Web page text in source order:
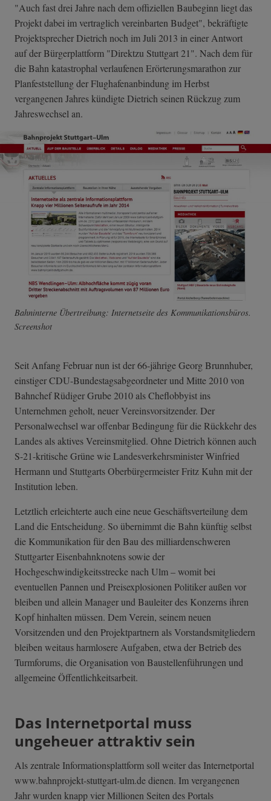
"Auch fast drei Jahre nach dem offiziellen Baubeginn liegt das
Projekt dabei im vertraglich vereinbarten Budget", bekräftigte
Projektsprecher Dietrich noch im Juli 2013 in einer Antwort
auf der Bürgerplattform "Direktzu Stuttgart 21". Nach dem für
die Bahn katastrophal verlaufenen Erörterungsmarathon zur
Planfeststellung der Flughafenanbindung im Herbst
vergangenen Jahres kündigte Dietrich seinen Rückzug zum
Jahreswechsel an.
Bahninterne Übertreibung: Internetseite des Kommunikationsbüros.
Screenshot
Seit Anfang Februar nun ist der 66-jährige Georg Brunnhuber,
einstiger CDU-Bundestagsabgeordneter und Mitte 2010 von
Bahnchef Rüdiger Grube 2010 als Cheflobbyist ins
Unternehmen geholt, neuer Vereinsvorsitzender. Der
Personalwechsel war offenbar Bedingung für die Rückkehr des
Landes als aktives Vereinsmitglied. Ohne Dietrich können auch
S-21-kritische Grüne wie Landesverkehrsminister Winfried
Hermann und Stuttgarts Oberbürgermeister Fritz Kuhn mit der
Institution leben.
Letztlich erleichterte auch eine neue Geschäftsverteilung dem
Land die Entscheidung. So übernimmt die Bahn künftig selbst
die Kommunikation für den Bau des milliardenschweren
Stuttgarter Eisenbahnknotens sowie der
Hochgeschwindigkeitsstrecke nach Ulm – womit bei
eventuellen Pannen und Preisexplosionen Politiker außen vor
bleiben und allein Manager und Bauleiter des Konzerns ihren
Kopf hinhalten müssen. Dem Verein, seinem neuen
Vorsitzenden und den Projektpartnern als Vorstandsmitgliedern
bleiben weitaus harmlosere Aufgaben, etwa der Betrieb des
Turmforums, die Organisation von Baustellenführungen und
allgemeine Öffentlichkeitsarbeit.
Das Internetportal muss
ungeheuer attraktiv sein
Als zentrale Informationsplattform soll weiter das Internetportal
www.bahnprojekt­-stuttgart-ulm.­de dienen. Im vergangenen
Jahr wurden knapp vier Millionen Seiten des Portals